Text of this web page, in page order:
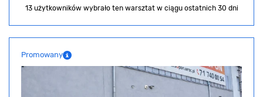
13 użytkowników wybrało ten warsztat w ciągu ostatnich 30 dni
Promowany